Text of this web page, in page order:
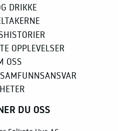
DRIKKE
OPPLEVELSER
OSS
DU OSS